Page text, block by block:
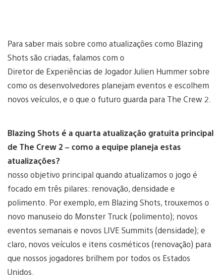
Para saber mais sobre como atualizações como Blazing
Shots são criadas, falamos com o
Diretor de Experiências de Jogador Julien Hummer sobre
como os desenvolvedores planejam eventos e escolhem
novos veículos, e o que o futuro guarda para The Crew 2.
Blazing Shots é a quarta atualização gratuita principal
de The Crew 2 – como a equipe planeja estas
atualizações?
nosso objetivo principal quando atualizamos o jogo é
focado em três pilares: renovação, densidade e
polimento. Por exemplo, em Blazing Shots, trouxemos o
novo manuseio do Monster Truck (polimento); novos
eventos semanais e novos LIVE Summits (densidade); e
claro, novos veículos e itens cosméticos (renovação) para
que nossos jogadores brilhem por todos os Estados
Unidos.